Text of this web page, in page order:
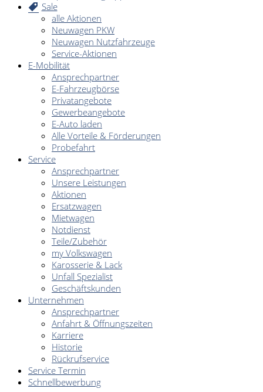
Sale
alle Aktionen
Neuwagen PKW
Neuwagen Nutzfahrzeuge
Service-Aktionen
E-Mobilität
Ansprechpartner
E-Fahrzeugbörse
Privatangebote
Gewerbeangebote
E-Auto laden
Alle Vorteile & Förderungen
Probefahrt
Service
Ansprechpartner
Unsere Leistungen
Aktionen
Ersatzwagen
Mietwagen
Notdienst
Teile/Zubehör
my Volkswagen
Karosserie & Lack
Unfall Spezialist
Geschäftskunden
Unternehmen
Ansprechpartner
Anfahrt & Öffnungszeiten
Karriere
Historie
Rückrufservice
Service Termin
Schnellbewerbung